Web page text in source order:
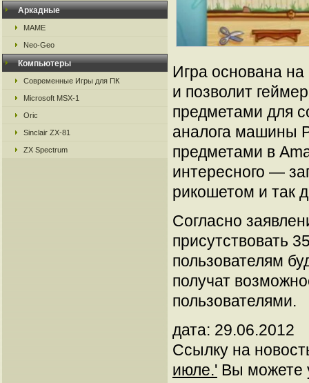
Аркадные
MAME
Neo-Geo
Компьютеры
Современные Игры для ПК
Microsoft MSX-1
Oric
Sinclair ZX-81
ZX Spectrum
Игра основана
и позволит
предметами для
аналога машины
предметами в
интересного —
рикошетом и так
Согласно
присутствовать
пользователям
получат
пользователями.
дата: 29.06.2012
Ссылку на
июле.' Вы можете